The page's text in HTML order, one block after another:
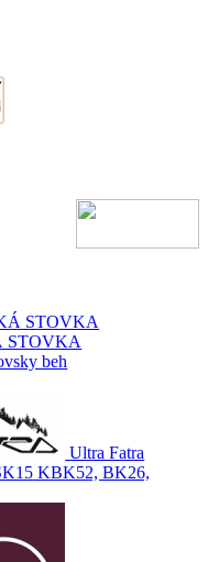
STOVKA
beh
Ultra Fatra
KBK52, BK26,